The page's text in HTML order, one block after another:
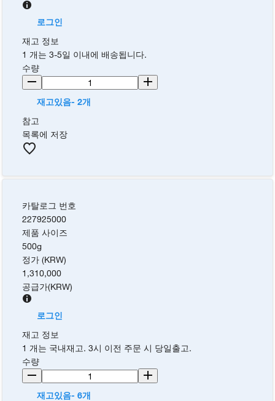
로그인
재고 정보
1 개는 3-5일 이내에 배송됩니다.
수량
재고있음- 2개
참고
목록에 저장
카탈로그 번호
227925000
제품 사이즈
500g
정가 (KRW)
1,310,000
공급가(KRW)
로그인
재고 정보
1 개는 국내재고. 3시 이전 주문 시 당일출고.
수량
재고있음- 6개